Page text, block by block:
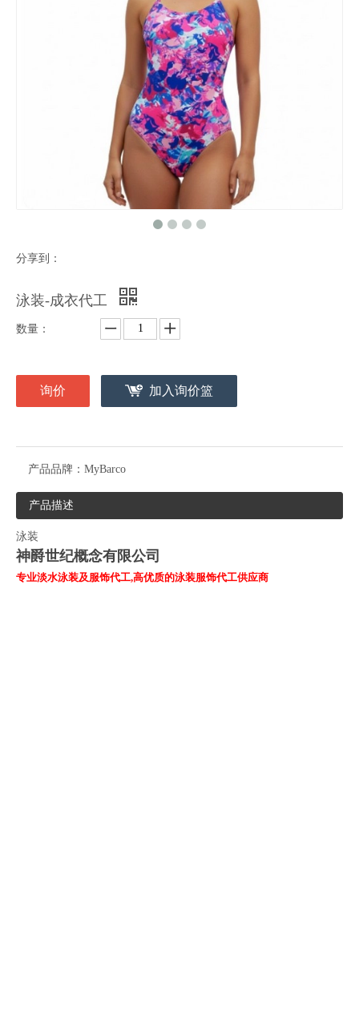
分享到：
泳装-成衣代工
数量：
询价 加入询价篮
产品品牌： MyBarco
产品描述
泳装
神爵世纪概念有限公司
专业淡水泳装及服饰代工,高优质的泳装服饰代工供应商